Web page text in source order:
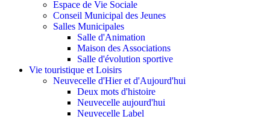
Espace de Vie Sociale
Conseil Municipal des Jeunes
Salles Municipales
Salle d'Animation
Maison des Associations
Salle d'évolution sportive
Vie touristique et Loisirs
Neuvecelle d'Hier et d'Aujourd'hui
Deux mots d'histoire
Neuvecelle aujourd'hui
Neuvecelle Label